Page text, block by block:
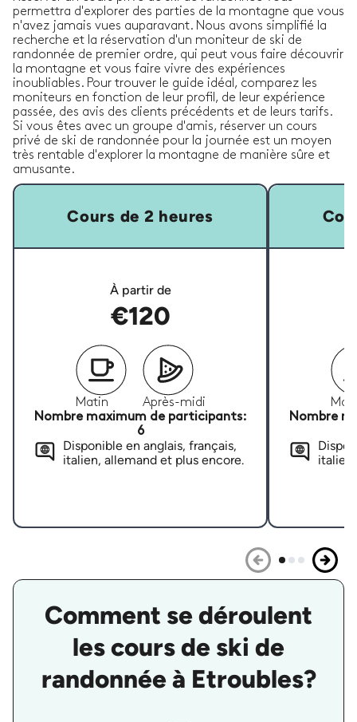
permettra d'explorer des parties de la montagne que vous
n'avez jamais vues auparavant. Nous avons simplifié la
recherche et la réservation d'un moniteur de ski de
randonnée de premier ordre, qui peut vous faire découvrir
la montagne et vous faire vivre des expériences
inoubliables. Pour trouver le guide idéal, comparez les
moniteurs en fonction de leur profil, de leur expérience
passée, des avis des clients précédents et de leurs tarifs.
Si vous êtes avec un groupe d'amis, réserver un cours
privé de ski de randonnée pour la journée est un moyen
très rentable d'explorer la montagne de manière sûre et
amusante.
Cours de 2 heures
À partir de
€120
Matin
Après-midi
Nombre maximum de participants:
6
Disponible en anglais, français,
italien, allemand et plus encore.
Nombre
Comment se déroulent
les cours de ski de
randonnée à Etroubles?